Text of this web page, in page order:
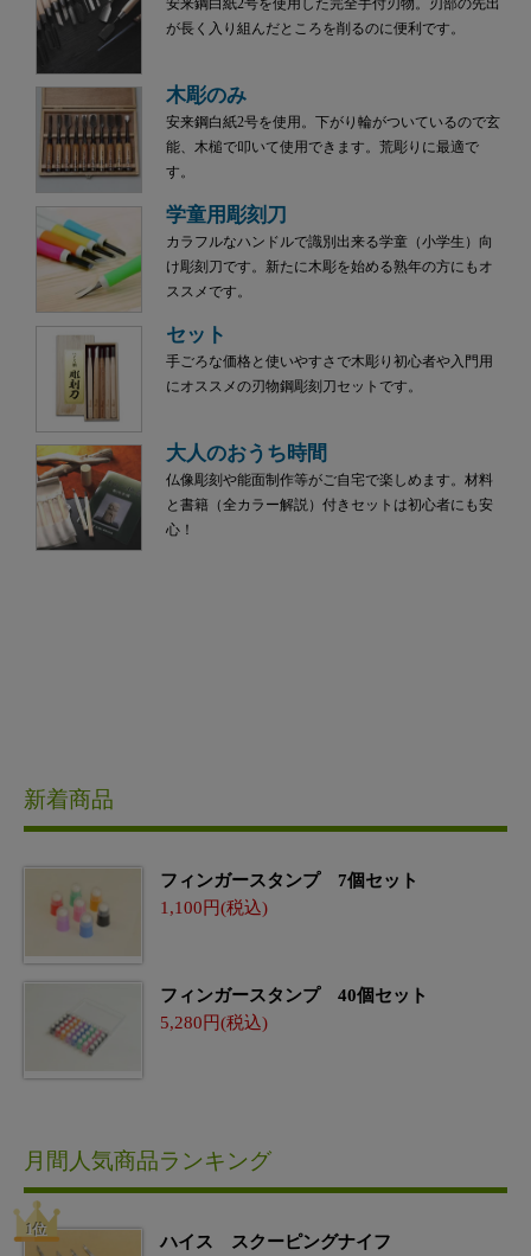
安来鋼白紙2号を使用した完全手付刃物。刃部の先出
が長く入り組んだところを削るのに便利です。
木彫のみ
安来鋼白紙2号を使用。下がり輪がついているので玄
能、木槌で叩いて使用できます。荒彫りに最適で
す。
学童用彫刻刀
カラフルなハンドルで識別出来る学童（小学生）向
け彫刻刀です。新たに木彫を始める熟年の方にもオ
ススメです。
セット
手ごろな価格と使いやすさで木彫り初心者や入門用
にオススメの刃物鋼彫刻刀セットです。
大人のおうち時間
仏像彫刻や能面制作等がご自宅で楽しめます。材料
と書籍（全カラー解説）付きセットは初心者にも安
心！
新着商品
フィンガースタンプ 7個セット
1,100
フィンガースタンプ 40個セット
5,280
月間人気商品ランキング
ハイス スクーピングナイフ